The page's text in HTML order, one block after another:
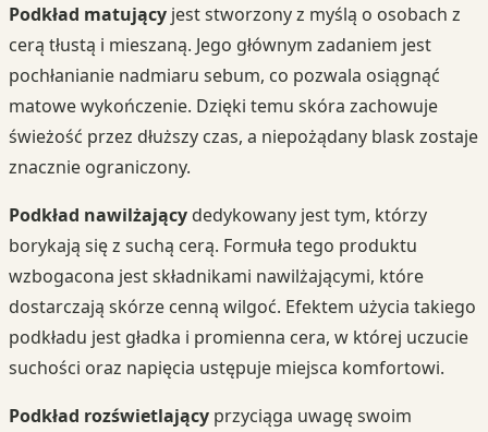
Podkład matujący jest stworzony z myślą o osobach z
cerą tłustą i mieszaną. Jego głównym zadaniem jest
pochłanianie nadmiaru sebum, co pozwala osiągnąć
matowe wykończenie. Dzięki temu skóra zachowuje
świeżość przez dłuższy czas, a niepożądany blask zostaje
znacznie ograniczony.
Podkład nawilżający dedykowany jest tym, którzy
borykają się z suchą cerą. Formuła tego produktu
wzbogacona jest składnikami nawilżającymi, które
dostarczają skórze cenną wilgoć. Efektem użycia takiego
podkładu jest gładka i promienna cera, w której uczucie
suchości oraz napięcia ustępuje miejsca komfortowi.
Podkład rozświetlający przyciąga uwagę swoim